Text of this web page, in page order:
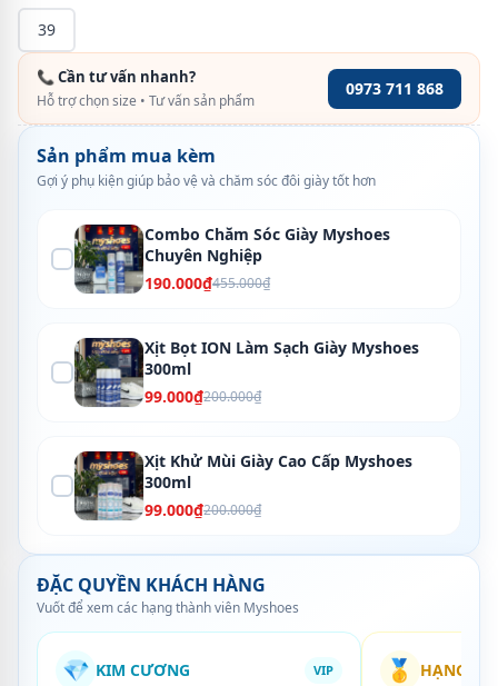
39
📞 Cần tư vấn nhanh?
Hỗ trợ chọn size • Tư vấn sản phẩm
0973 711 868
Sản phẩm mua kèm
Gợi ý phụ kiện giúp bảo vệ và chăm sóc đôi giày tốt hơn
Combo Chăm Sóc Giày Myshoes
Chuyên Nghiệp
190.000₫455.000₫
Xịt Bọt ION Làm Sạch Giày Myshoes
300ml
99.000₫200.000₫
Xịt Khử Mùi Giày Cao Cấp Myshoes
300ml
99.000₫200.000₫
ĐẶC QUYỀN KHÁCH HÀNG
Vuốt để xem các hạng thành viên Myshoes
💎 KIM CƯƠNG VIP 🥇 HẠNG